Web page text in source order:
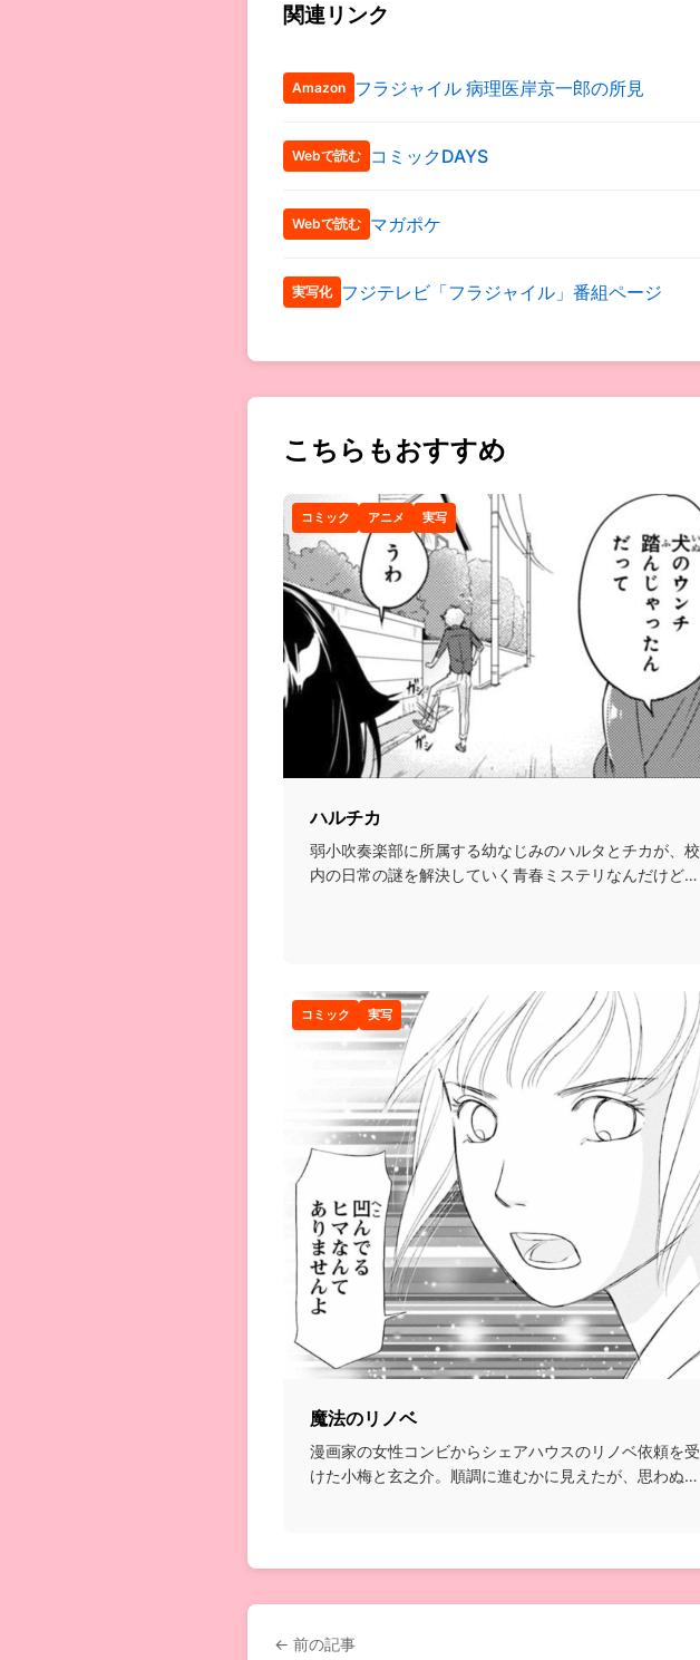
関連リンク
Amazon フラジャイル 病理医岸京一郎の所見
Webで読む コミックDAYS
Webで読む マガポケ
実写化 フジテレビ「フラジャイル」番組ページ
こちらもおすすめ
コミック アニメ 実写
ハルチカ
弱小吹奏楽部に所属する幼なじみのハルタとチカが、校
内の日常の謎を解決していく青春ミステリなんだけど、
コミック 実写
魔法のリノベ
漫画家の女性コンビからシェアハウスのリノベ依頼を受
けた小梅と玄之介。順調に進むかに見えたが、思わぬ落
← 前の記事